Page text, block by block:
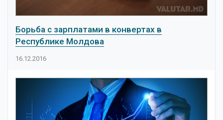
Борьба с зарплатами в конвертах в
Республике Молдова
16.12.2016